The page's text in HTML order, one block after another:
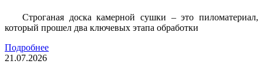
Строганая доска камерной сушки – это пиломатериал,
который прошел два ключевых этапа обработки
Подробнее
21.07.2026